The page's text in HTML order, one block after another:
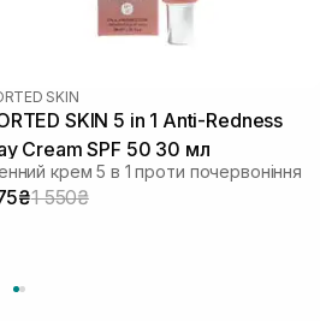
SKIN
SKIN 5 in 1 Anti-Redness
Cream SPF 50 30 мл
крем 5 в 1 проти почервоніння
1 550₴